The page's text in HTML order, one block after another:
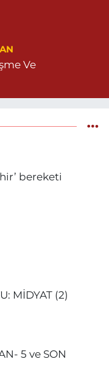
Ve
bereketi
MİDYAT (2)
Doktor Nihat ÖZKAN- 5 ve SON